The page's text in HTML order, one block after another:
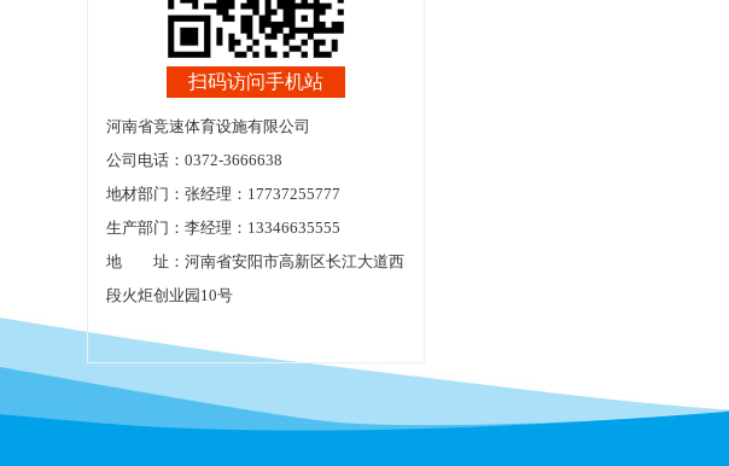
扫码访问手机站
河南省竞速体育设施有限公司
公司电话：0372-3666638
地材部门：张经理：17737255777
生产部门：李经理：13346635555
地 址：河南省安阳市高新区长江大道西
段火炬创业园10号